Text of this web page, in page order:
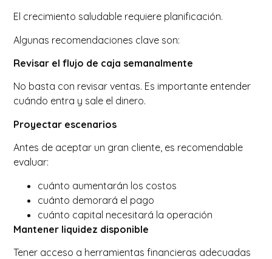
El crecimiento saludable requiere planificación.
Algunas recomendaciones clave son:
Revisar el flujo de caja semanalmente
No basta con revisar ventas. Es importante entender
cuándo entra y sale el dinero.
Proyectar escenarios
Antes de aceptar un gran cliente, es recomendable
evaluar:
cuánto aumentarán los costos
cuánto demorará el pago
cuánto capital necesitará la operación
Mantener liquidez disponible
Tener acceso a herramientas financieras adecuadas